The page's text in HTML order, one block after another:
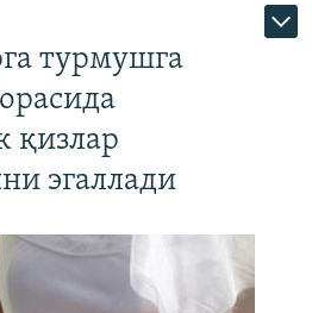
турмушга
қизлар
эгаллади